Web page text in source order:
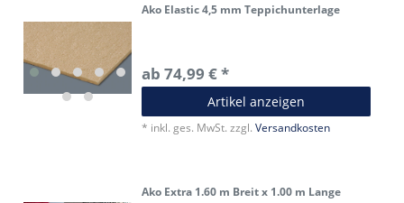
Ako Elastic 4,5 mm Teppichunterlage
ab 74,99 € *
Artikel anzeigen
* inkl. ges. MwSt. zzgl.Versandkosten
Ako Extra 1.60 m Breit x 1.00 m Lange